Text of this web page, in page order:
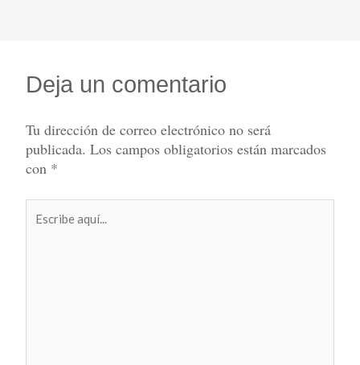
Deja un comentario
Tu dirección de correo electrónico no será
publicada. Los campos obligatorios están marcados
con *
aquí...